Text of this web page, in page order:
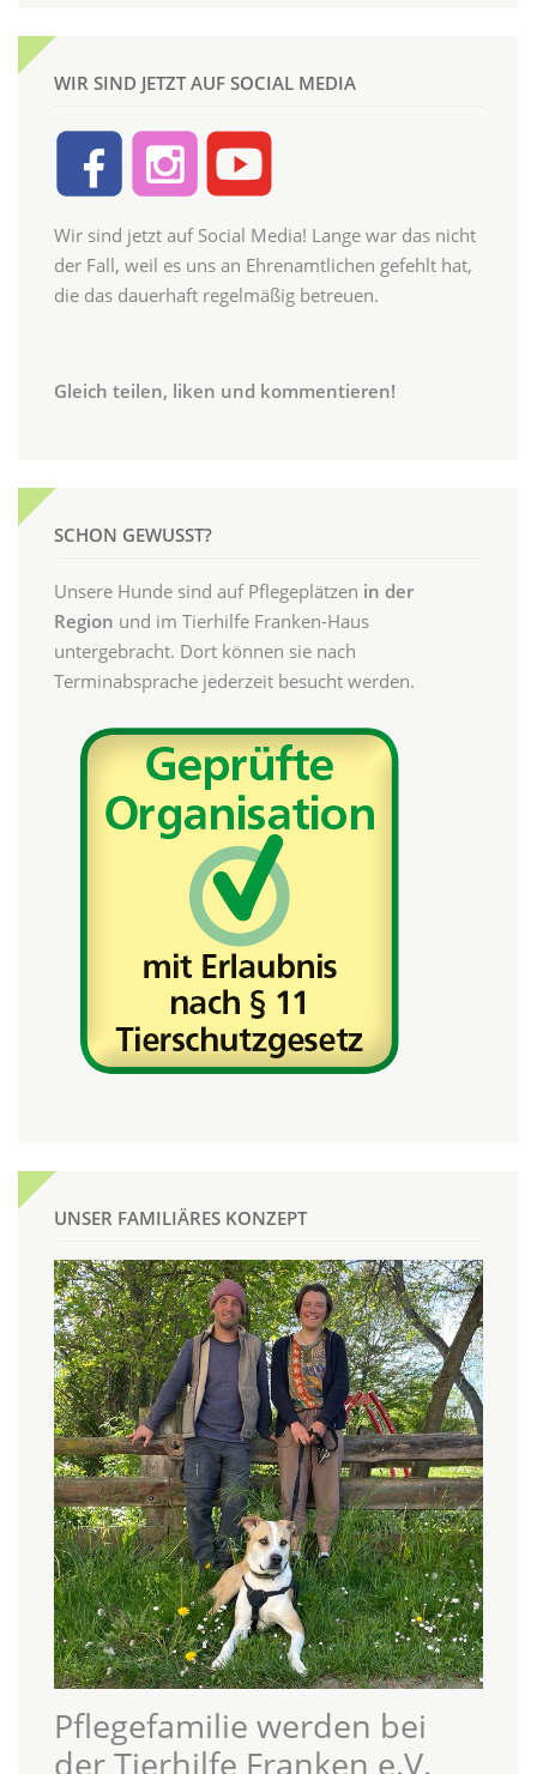
WIR SIND JETZT AUF SOCIAL MEDIA
Wir sind jetzt auf Social Media! Lange war das nicht
der Fall, weil es uns an Ehrenamtlichen gefehlt hat,
die das dauerhaft regelmäßig betreuen.
Gleich teilen, liken und kommentieren!
SCHON GEWUSST?
Unsere Hunde sind auf Pflegeplätzen in der
Region und im Tierhilfe Franken-Haus
untergebracht. Dort können sie nach
Terminabsprache jederzeit besucht werden.
UNSER FAMILIÄRES KONZEPT
Pflegefamilie werden bei
der Tierhilfe Franken e.V.